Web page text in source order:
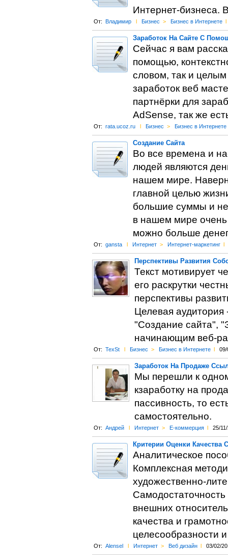
Интернет-бизнеса.
От: Владимир l Бизнес > Бизнес в Интернете l
Заработок На Сайте С
Сейчас я вам
помощью,
словом, так и
заработок веб
партнёрки для
AdSense, так же
От: rata.ucoz.ru l Бизнес > Бизнес в Интернете
Создание Сайта
Во все времена и
людей являются
нашем мире.
главной целью
большие суммы и
в нашем мире очень
можно больше
От: gansta l Интернет > Интернет-маркетинг l
Перспективы Развития
Текст мотивирует
его раскрутки
перспективы
Целевая аудитория
"Создание сайта",
начинающим веб-
От: TexSt l Бизнес > Бизнес в Интернете l 09/
Заработок На Продаже
Мы перешли к
кзаработку на
пассивность, то
самостоятельно.
От: Андрей l Интернет > Е-коммерция l 25/
Критерии Оценки Качества
Аналитическое
Комплексная
художественно-
внешних
качества и
целесообразности
От: Alensel l Интернет > Веб дизайн l 03/02/